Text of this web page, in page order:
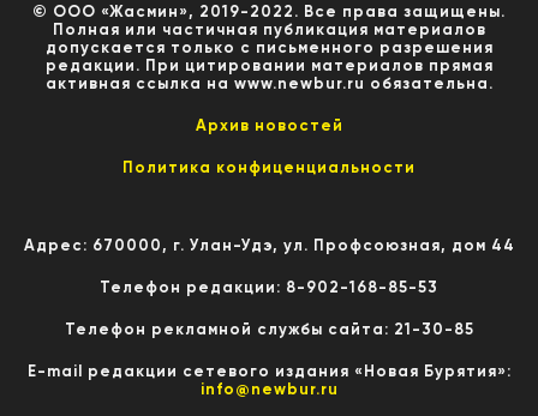
© ООО «Жасмин», 2019-2022. Все права защищены.
Полная или частичная публикация материалов
допускается только с письменного разрешения
редакции. При цитировании материалов прямая
активная ссылка на www.newbur.ru обязательна.
Архив новостей
Политика конфиценциальности
Адрес: 670000, г. Улан-Удэ, ул. Профсоюзная, дом 44
Телефон редакции: 8-902-168-85-53
Телефон рекламной службы сайта: 21-30-85
E-mail редакции сетевого издания «Новая Бурятия»:
info@newbur.ru